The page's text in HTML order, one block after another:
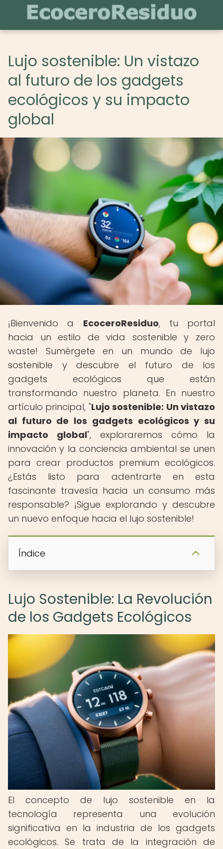
Lujo sostenible: Un vistazo
al futuro de los gadgets
ecológicos y su impacto
global
¡Bienvenido a EcoceroResiduo, tu portal
hacia un estilo de vida sostenible y zero
waste! Sumérgete en un mundo de lujo
sostenible y descubre el futuro de los
gadgets ecológicos que están
transformando nuestro planeta. En nuestro
artículo principal, "Lujo sostenible: Un vistazo
al futuro de los gadgets ecológicos y su
impacto global", exploraremos cómo la
innovación y la conciencia ambiental se unen
para crear productos premium ecológicos.
¿Estás listo para adentrarte en esta
fascinante travesía hacia un consumo más
responsable? ¡Sigue explorando y descubre
un nuevo enfoque hacia el lujo sostenible!
Índice
Lujo Sostenible: La Revolución
de los Gadgets Ecológicos
El concepto de lujo sostenible en la
tecnología representa una evolución
significativa en la industria de los gadgets
ecológicos. Se trata de la integración de